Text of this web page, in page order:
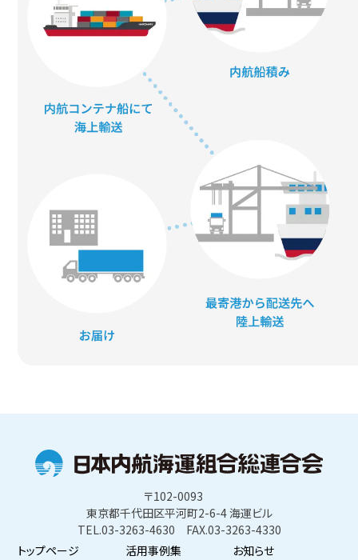
〒102-0093
東京都千代田区平河町2-6-4 海運ビル
TEL.03-3263-4630 FAX.03-3263-4330
トップページ
活用事例集 お知らせ